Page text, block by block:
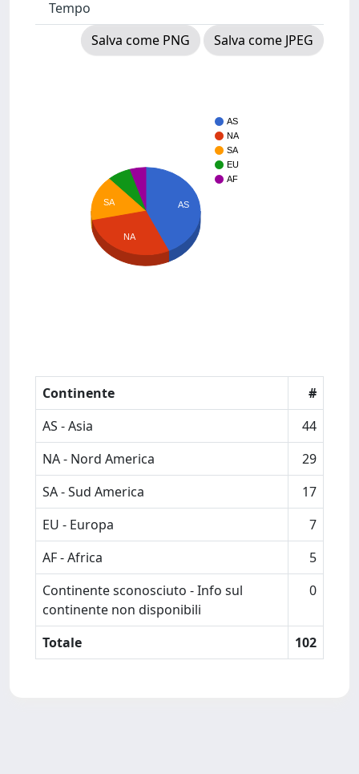
Tempo
Salva come PNG
Salva come JPEG
AS
NA
SA
EU
AF
AS
SA
NA
Continente
#
AS - Asia
44
NA - Nord America
29
SA - Sud America
17
EU - Europa
7
AF - Africa
5
Continente sconosciuto - Info sul
continente non disponibili
0
Totale 102